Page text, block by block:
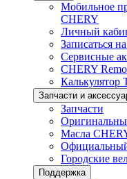
Мобильное
CHERY
Личный
Записаться
Сервисные
CHERY
Калькулятор
Запчасти и
Запчасти
Масла
Городские
Поддержка